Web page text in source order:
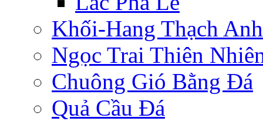
Khối-Hang Thạch Anh
Ngọc Trai Thiên
Chuông Gió Bằng Đá
Quả Cầu Đá